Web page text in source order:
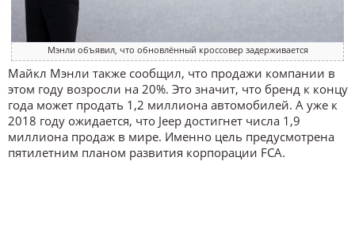
Мэнли объявил, что обновлённый кроссовер задерживается
Майкл Мэнли также сообщил, что продажи компании в
этом году возросли на 20%. Это значит, что бренд к концу
года может продать 1,2 миллиона автомобилей. А уже к
2018 году ожидается, что Jeep достигнет числа 1,9
миллиона продаж в мире. Именно цель предусмотрена
пятилетним планом развития корпорации FCA.